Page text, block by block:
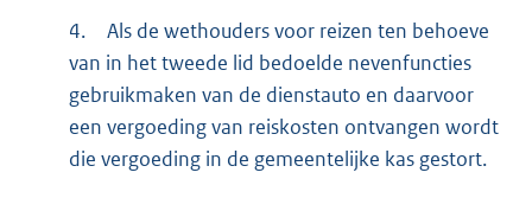
4.
Als de wethouders voor reizen ten behoeve
van in het tweede lid bedoelde nevenfuncties
gebruikmaken van de dienstauto en daarvoor
een vergoeding van reiskosten ontvangen wordt
die vergoeding in de gemeentelijke kas gestort.